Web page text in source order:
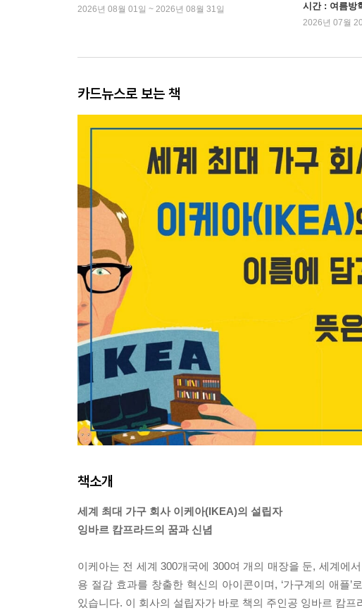
2026년 08월 01일 ~ 2026년 08월 31일
시간 : 여름방
2026년 07월
카드뉴스로 보는 책
책소개
세계 최대 가구 회사 이케아(IKEA)의 설립자
잉바르 캄프라드의 꿈과 신념
이케아는 전 세계 300개국에 300여 개의 매장을 둔, 세계에
용 절감 효과를 창출한 혁신의 아이콘이며, ‘가구계의 애플
있습니다. 이 회사의 설립자가 바로 책의 주인공 잉바르 캄프